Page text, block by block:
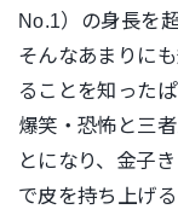
No.1）の身長を
そんなあまりに
ることを知った
爆笑・恐怖と三
とになり、金子
で皮を持ち上げ